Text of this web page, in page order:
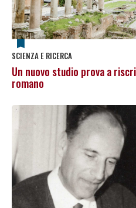
SCIENZA E RICERCA
Un nuovo studio prova a
romano